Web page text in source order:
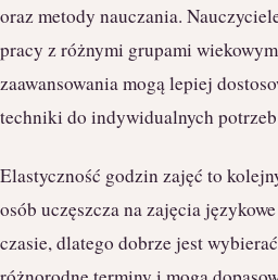
oraz metody nauczania.
pracy z różnymi grupami
zaawansowania mogą lepiej
techniki do indywidualnych
Elastyczność godzin zajęć to
osób uczęszcza na zajęcia
czasie, dlatego dobrze jest